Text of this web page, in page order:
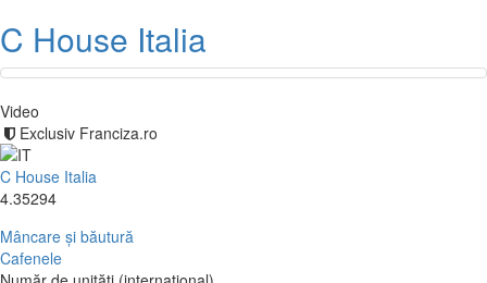
C House Italia
Video
Exclusiv Franciza.ro
C House Italia
4.35294
Mâncare și băutură
Cafenele